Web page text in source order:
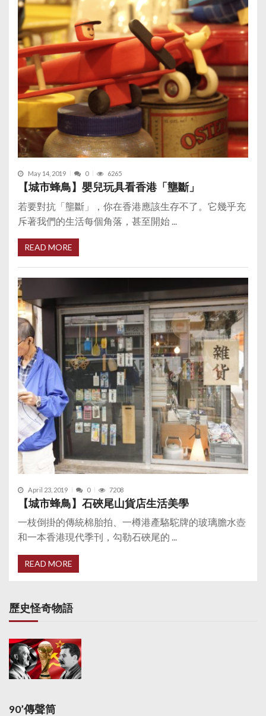
May 14, 2019 0 6265
【城市蜂鳥】嬰兒玩具看香港「壟斷」
若要對抗「壟斷」，你在香港應該生存不了。它幾乎充
斥著我們的生活每個角落，甚至開始 ...
READ MORE
April 23, 2019 0 7208
【城市蜂鳥】石硤尾山貨店生活美學
一枝倒掛的傳統棉胎拍、一樽港產駱駝牌的玻璃膽水壺
和一本香港現代季刊，勾勒石硤尾的 ...
READ MORE
歷史怪奇物語
90’傳聲筒